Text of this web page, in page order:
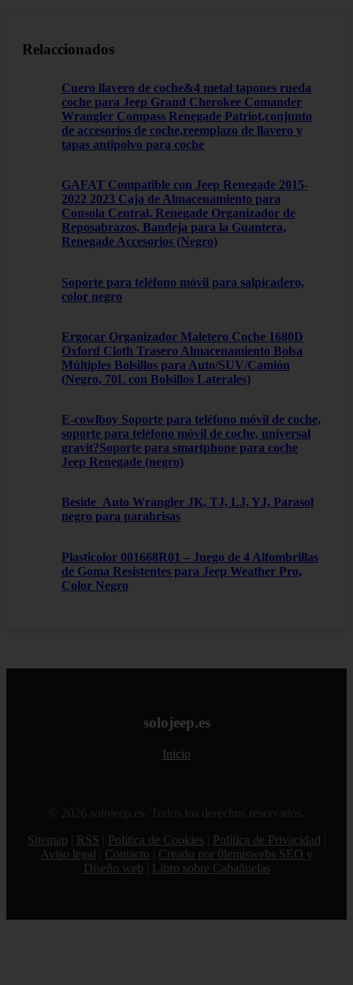
Relaccionados
Cuero llavero de coche&4 metal tapones rueda
coche para Jeep Grand Cherokee Comander
Wrangler Compass Renegade Patriot,conjunto
de accesorios de coche,reemplazo de llavero y
tapas antipolvo para coche
GAFAT Compatible con Jeep Renegade 2015-
2022 2023 Caja de Almacenamiento para
Consola Central, Renegade Organizador de
Reposabrazos, Bandeja para la Guantera,
Renegade Accesorios (Negro)
Soporte para teléfono móvil para salpicadero,
color negro
Ergocar Organizador Maletero Coche 1680D
Oxford Cloth Trasero Almacenamiento Bolsa
Múltiples Bolsillos para Auto/SUV/Camión
(Negro, 70L con Bolsillos Laterales)
E-cowlboy Soporte para teléfono móvil de coche,
soporte para teléfono móvil de coche, universal
gravit?Soporte para smartphone para coche
Jeep Renegade (negro)
Beside_Auto Wrangler JK, TJ, LJ, YJ, Parasol
negro para parabrisas
Plasticolor 001668R01 – Juego de 4 Alfombrillas
de Goma Resistentes para Jeep Weather Pro,
Color Negro
solojeep.es
Inicio
© 2026 solojeep.es. Todos los derechos reservados.
Sitemap
RSS Política de Cookies Política de Privacidad
Aviso legal
Contacto
Creado por 0lemiswebs SEO y
Diseño web
Libro sobre Cabañuelas